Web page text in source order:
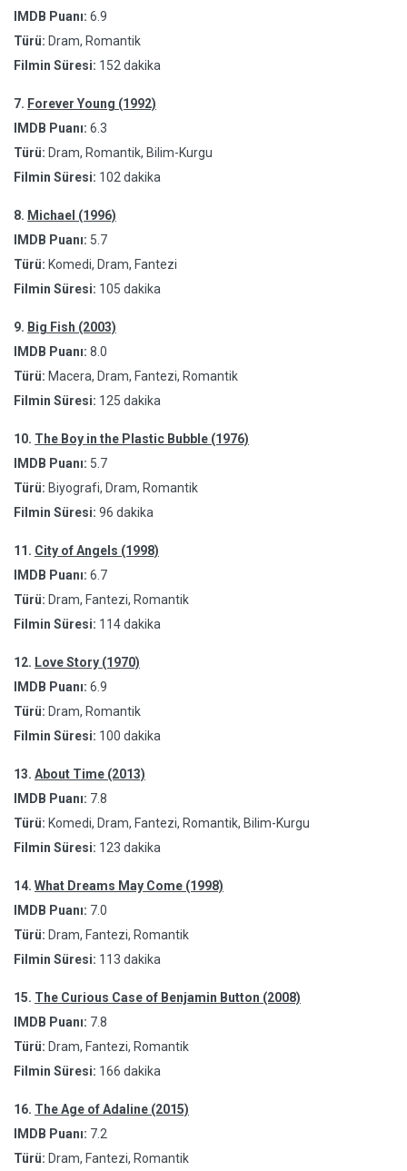
IMDB Puanı: 6.9
Türü: Dram, Romantik
Filmin Süresi: 152 dakika
7. Forever Young (1992)
IMDB Puanı: 6.3
Türü: Dram, Romantik, Bilim-Kurgu
Filmin Süresi: 102 dakika
8. Michael (1996)
IMDB Puanı: 5.7
Türü: Komedi, Dram, Fantezi
Filmin Süresi: 105 dakika
9. Big Fish (2003)
IMDB Puanı: 8.0
Türü: Macera, Dram, Fantezi, Romantik
Filmin Süresi: 125 dakika
10. The Boy in the Plastic Bubble (1976)
IMDB Puanı: 5.7
Türü: Biyografi, Dram, Romantik
Filmin Süresi: 96 dakika
11. City of Angels (1998)
IMDB Puanı: 6.7
Türü: Dram, Fantezi, Romantik
Filmin Süresi: 114 dakika
12. Love Story (1970)
IMDB Puanı: 6.9
Türü: Dram, Romantik
Filmin Süresi: 100 dakika
13. About Time (2013)
IMDB Puanı: 7.8
Türü: Komedi, Dram, Fantezi, Romantik, Bilim-Kurgu
Filmin Süresi: 123 dakika
14. What Dreams May Come (1998)
IMDB Puanı: 7.0
Türü: Dram, Fantezi, Romantik
Filmin Süresi: 113 dakika
15. The Curious Case of Benjamin Button (2008)
IMDB Puanı: 7.8
Türü: Dram, Fantezi, Romantik
Filmin Süresi: 166 dakika
16. The Age of Adaline (2015)
IMDB Puanı: 7.2
Türü: Dram, Fantezi, Romantik